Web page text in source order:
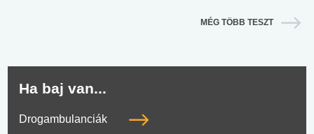
MÉG TÖBB TESZT
Ha baj van...
Drogambulanciák